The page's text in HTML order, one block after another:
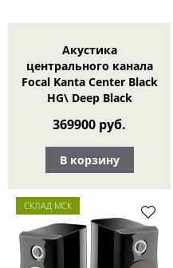
Акустика
центрального канала
Focal Kanta Center Black
HG\ Deep Black
369900 руб.
В корзину
СКЛАД МСК